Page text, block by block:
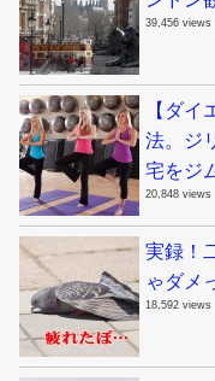
39,456 views
【ダ
法。ジ
宅をジ
20,848 views
実録！
ゃダメ
18,592 views